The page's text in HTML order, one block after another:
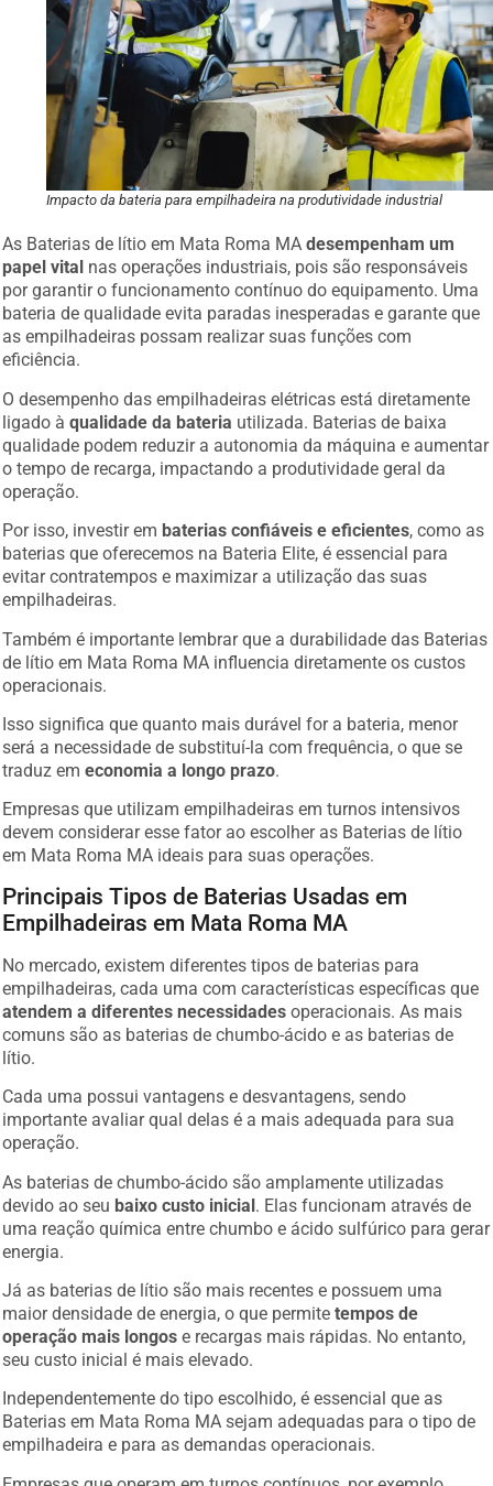
Impacto da bateria para empilhadeira na produtividade industrial
As Baterias de lítio em Mata Roma MAdesempenham um
papel vital nas operações industriais, pois são responsáveis
por garantir o funcionamento contínuo do equipamento. Uma
bateria de qualidade evita paradas inesperadas e garante que
as empilhadeiras possam realizar suas funções com
eficiência.
O desempenho das empilhadeiras elétricas está diretamente
ligado àqualidade da bateria utilizada. Baterias de baixa
qualidade podem reduzir a autonomia da máquina e aumentar
o tempo de recarga, impactando a produtividade geral da
operação.
Por isso, investir em baterias confiáveis e eficientes, como as
baterias que oferecemos na Bateria Elite, é essencial para
evitar contratempos e maximizar a utilização das suas
empilhadeiras.
Também é importante lembrar que a durabilidade das Baterias
de lítio em Mata Roma MA influencia diretamente os custos
operacionais.
Isso significa que quanto mais durável for a bateria, menor
será a necessidade de substituí-la com frequência, o que se
traduz emeconomia a longo prazo.
Empresas que utilizam empilhadeiras em turnos intensivos
devem considerar esse fator ao escolher as Baterias de lítio
em Mata Roma MA ideais para suas operações.
Principais Tipos de Baterias Usadas em
Empilhadeiras em Mata Roma MA
No mercado, existem diferentes tipos de baterias para
empilhadeiras, cada uma com características específicas que
atendem a diferentes necessidades operacionais. As mais
comuns são as baterias de chumbo-ácido e as baterias de
lítio.
Cada uma possui vantagens e desvantagens, sendo
importante avaliar qual delas é a mais adequada para sua
operação.
As baterias de chumbo-ácido são amplamente utilizadas
devido ao seu baixo custo inicial. Elas funcionam através de
uma reação química entre chumbo e ácido sulfúrico para gerar
energia.
Já as baterias de lítio são mais recentes e possuem uma
maior densidade de energia, o que permitetempos de
operação mais longos e recargas mais rápidas. No entanto,
seu custo inicial é mais elevado.
Independentemente do tipo escolhido, é essencial que as
Baterias em Mata Roma MA sejam adequadas para o tipo de
empilhadeira e para as demandas operacionais.